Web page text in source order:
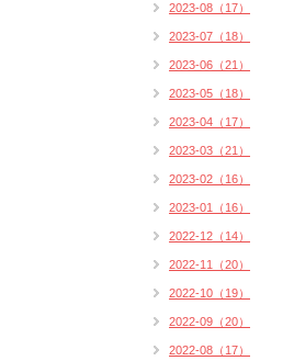
2023-08（17）
2023-07（18）
2023-06（21）
2023-05（18）
2023-04（17）
2023-03（21）
2023-02（16）
2023-01（16）
2022-12（14）
2022-11（20）
2022-10（19）
2022-09（20）
2022-08（17）